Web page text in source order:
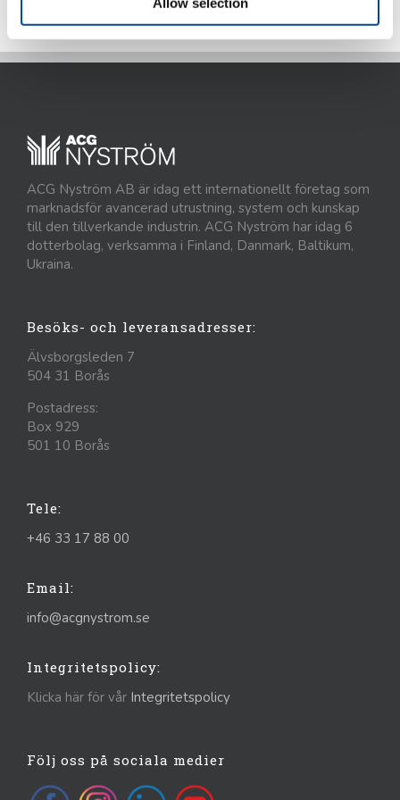
ACG Nyström AB är idag ett internationellt företag som
marknadsför avancerad utrustning, system och kunskap
till den tillverkande industrin. ACG Nyström har idag 6
dotterbolag, verksamma i Finland, Danmark, Baltikum,
Ukraina.
Besöks- och leveransadresser:
Älvsborgsleden 7
504 31 Borås
Postadress:
Box 929
501 10 Borås
Tele:
+46 33 17 88 00
Email:
info@acgnystrom.se
Integritetspolicy:
Klicka här för vår Integritetspolicy
Följ oss på sociala medier